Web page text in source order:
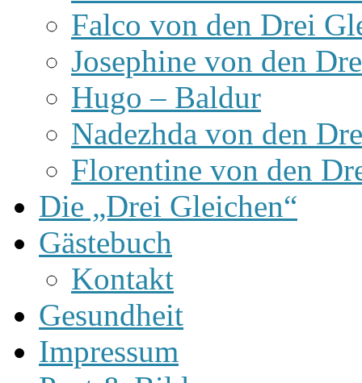
Falco von den Drei
Josephine von den
Hugo – Baldur
Nadezhda von den
Florentine von den
Die „Drei Gleichen“
Gästebuch
Kontakt
Gesundheit
Impressum